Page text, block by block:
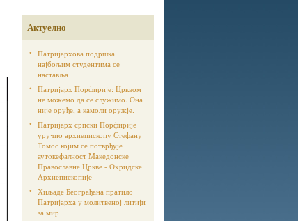
Актуелно
Патријархова подршка
најбољим студентима се
наставља
Патријарх Порфирије: Црквом
не можемо да се служимо. Она
није оруђе, а камоли оружје.
Патријарх српски Порфирије
уручио архиепископу Стефану
Томос којим се потврђује
аутoкефалност Македонске
Православне Цркве - Охридске
Архиепископије
Хиљаде Београђана пратило
Патријарха у молитвеној литији
за мир